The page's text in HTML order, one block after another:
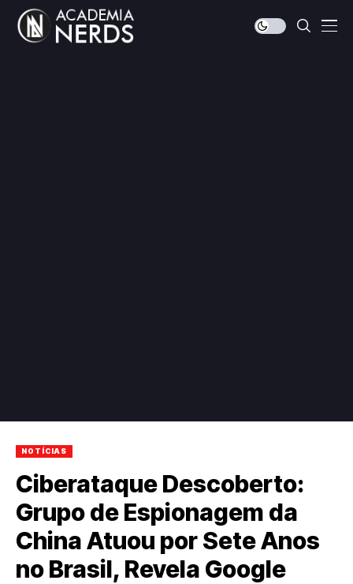
NOTÍCIAS
Ciberataque Descoberto:
Grupo de Espionagem da
China Atuou por Sete Anos
no Brasil, Revela Google